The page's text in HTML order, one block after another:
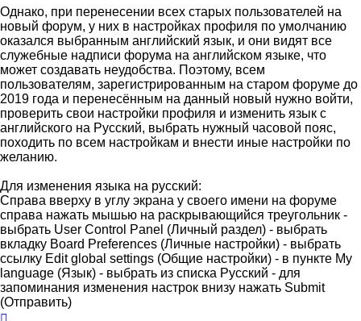
Однако, при перенесении всех старых пользователей на
новый форум, у них в настройках профиля по умолчанию
оказался выбранным английский язык, и они видят все
служебные надписи форума на английском языке, что
может создавать неудобства. Поэтому, всем
пользователям, зарегистрированным на старом форуме до
2019 года и перенесённым на данный новый нужно войти,
проверить свои настройки профиля и изменить язык с
английского на Русский, выбрать нужный часовой пояс,
походить по всем настройкам и внести иные настройки по
желанию.
Для изменения языка на русский:
Справа вверху в углу экрана у своего имени на форуме
справа нажать мышью на раскрывающийся треугольник -
выбрать User Control Panel (Личный раздел) - выбрать
вкладку Board Preferences (Личные настройки) - выбрать
ссылку Edit global settings (Общие настройки) - в пункте My
language (Язык) - выбрать из списка Русский - для
запоминания изменения настрок внизу нажать Submit
(Отправить)